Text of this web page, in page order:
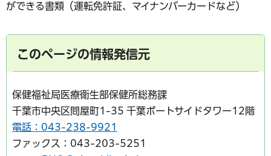
ができる書類（運転免許証、マイナンバーカードなど）
このページの情報発信元
保健福祉局医療衛生部保健所総務課
千葉市中央区問屋町1-35 千葉ポートサイドタワー12階
電話：043-238-9921
ファックス：043-203-5251